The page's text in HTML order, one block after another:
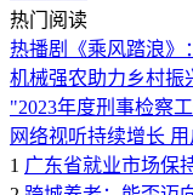
热门阅读
热播剧《乘风踏浪》
机械强农助力乡村振
"2023年度刑事检察
网络视听持续增长
1 广东省就业市场保